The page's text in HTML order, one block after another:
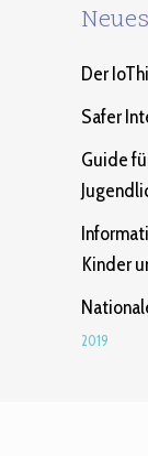
Der
Safer
Guide
Kinder
2019